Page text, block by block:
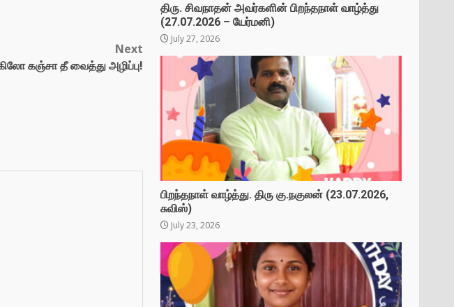
Next
கஞ்சா தீ வைத்து அழிப்பு!
திரு. சிவநாதன் அவர்களின் பிறந்தநாள் வாழ்த்து
(27.07.2026 – யேர்மனி)
July 27, 2026
பிறந்தநாள் வாழ்த்து. திரு கு.நகுலன் (23.07.2026,
சுவிஸ்)
July 23, 2026